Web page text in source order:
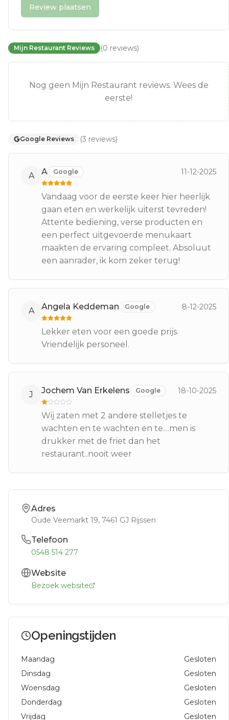
Review plaatsen
Mijn Restaurant Reviews (0 reviews)
Nog geen Mijn Restaurant reviews. Wees de
eerste!
Google Reviews (3 reviews)
A A Google 11-12-2025
Vandaag voor de eerste keer hier heerlijk
gaan eten en werkelijk uiterst tevreden!
Attente bediening, verse producten en
een perfect uitgevoerde menukaart
maakten de ervaring compleet. Absoluut
een aanrader, ik kom zeker terug!
A Angela Keddeman Google 8-12-2025
Lekker eten voor een goede prijs.
Vriendelijk personeel.
J Jochem Van Erkelens Google 18-10-2025
Wij zaten met 2 andere stelletjes te
wachten en te wachten en te....men is
drukker met de friet dan het
restaurant..nooit weer
Adres
Oude Veemarkt 19, 7461 GJ Rijssen
Telefoon
0548 514 277
Website
Bezoek website
Openingstijden
Maandag
Gesloten
Dinsdag
Gesloten
Woensdag
Gesloten
Donderdag
Gesloten
Vrijdag
Gesloten